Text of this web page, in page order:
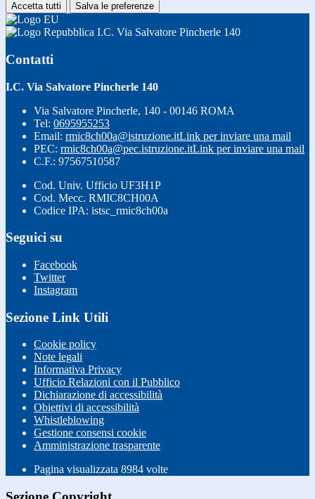
Accetta tutti Salva le preferenze
I.C. Via Salvatore Pincherle 140
Contatti
I.C. Via Salvatore Pincherle 140
Via Salvatore Pincherle, 140 - 00146 ROMA
Tel: 0695955253
Email: rmic8ch00a@istruzione.itLink per inviare una mail
PEC: rmic8ch00a@pec.istruzione.itLink per inviare una mail
C.F.: 97567510587
Cod. Univ. Ufficio UF3H1P
Cod. Mecc. RMIC8CH00A
Codice IPA: istsc_rmic8ch00a
Seguici su
Facebook
Twitter
Instagram
Sezione Link Utili
Cookie policy
Note legali
Informativa Privacy
Ufficio Relazioni con il Pubblico
Dichiarazione di accessibilità
Obiettivi di accessibilità
Whistleblowing
Gestione consensi cookie
Amministrazione trasparente
Pagina visualizzata 8984 volte